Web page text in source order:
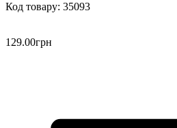
35093
129.00грн